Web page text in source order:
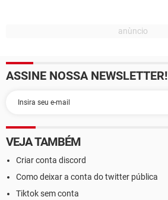
ASSINE NOSSA NEWSLETTER!
VEJA TAMBÉM
Criar conta discord
Como deixar a conta do twitter pública
Tiktok sem conta